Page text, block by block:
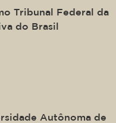
Tribunal Federal da
do Brasil
Autônoma de